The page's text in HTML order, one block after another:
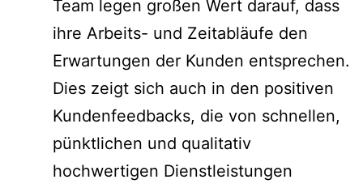
Team legen großen Wert darauf, dass
ihre Arbeits- und Zeitabläufe den
Erwartungen der Kunden entsprechen.
Dies zeigt sich auch in den positiven
Kundenfeedbacks, die von schnellen,
pünktlichen und qualitativ
hochwertigen Dienstleistungen